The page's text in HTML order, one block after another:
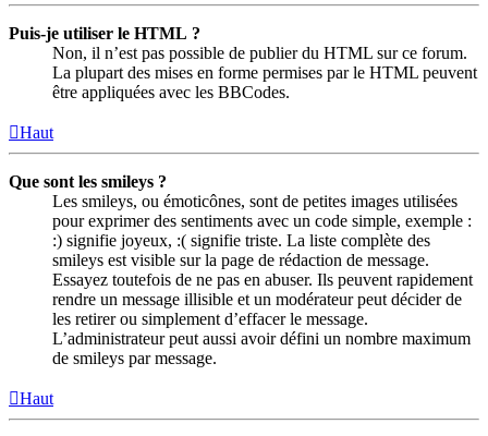
Puis-je utiliser le HTML ?
Non, il n’est pas possible de publier du HTML sur ce forum.
La plupart des mises en forme permises par le HTML peuvent
être appliquées avec les BBCodes.
Haut
Que sont les smileys ?
Les smileys, ou émoticônes, sont de petites images utilisées
pour exprimer des sentiments avec un code simple, exemple :
:) signifie joyeux, :( signifie triste. La liste complète des
smileys est visible sur la page de rédaction de message.
Essayez toutefois de ne pas en abuser. Ils peuvent rapidement
rendre un message illisible et un modérateur peut décider de
les retirer ou simplement d’effacer le message.
L’administrateur peut aussi avoir défini un nombre maximum
de smileys par message.
Haut